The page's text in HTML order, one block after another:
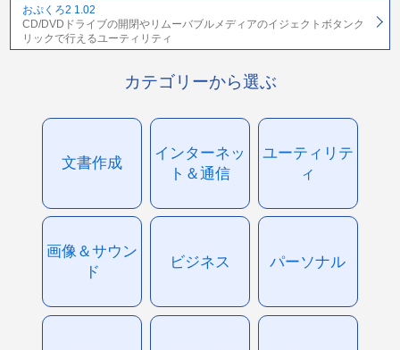
おぷくろ2 1.02
CD/DVDドライブの開閉やリムーバブルメディアのイジェクトボタンク
リックで行えるユーティリティ
カテゴリーから選ぶ
文書作成
インターネッ
ト＆通信
ユーティリテ
ィ
画像＆サウン
ド
ビジネス パーソナル